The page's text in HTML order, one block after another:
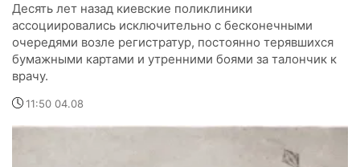
Десять лет назад киевские поликлиники
ассоциировались исключительно с бесконечными
очередями возле регистратур, постоянно терявшихся
бумажными картами и утренними боями за талончик к
врачу.
11:50 04.08